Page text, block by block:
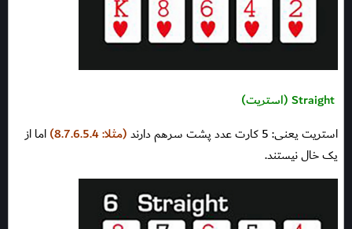
استریت یعنی: 5 کارت عدد پشت سرهم دارند
(مثلا: 8.7.6.5.4)
اما از
یک خال نیستند.